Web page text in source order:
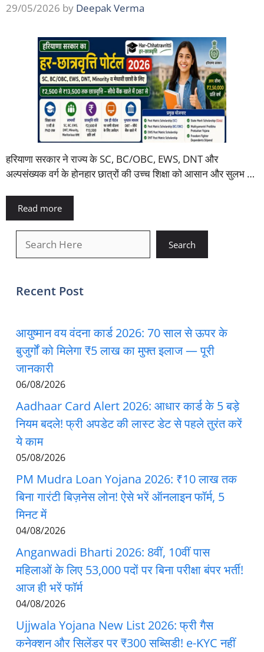
29/05/2026 by Deepak Verma
हरियाणा सरकार ने राज्य के SC, BC/OBC, EWS, DNT और
अल्पसंख्यक वर्ग के होनहार छात्रों की उच्च शिक्षा को आसान और सुलभ …
Read more
Search
Recent Post
आयुष्मान वय वंदना कार्ड 2026: 70 साल से ऊपर के
बुजुर्गों को मिलेगा ₹5 लाख का मुफ्त इलाज — पूरी
जानकारी
06/08/2026
Aadhaar Card Alert 2026: आधार कार्ड के 5 बड़े
नियम बदले! फ्री अपडेट की लास्ट डेट से पहले तुरंत करें
ये काम
05/08/2026
PM Mudra Loan Yojana 2026: ₹10 लाख तक
बिना गारंटी बिज़नेस लोन! ऐसे भरें ऑनलाइन फॉर्म, 5
मिनट में
04/08/2026
Anganwadi Bharti 2026: 8वीं, 10वीं पास
महिलाओं के लिए 53,000 पदों पर बिना परीक्षा बंपर भर्ती!
आज ही भरें फॉर्म
04/08/2026
Ujjwala Yojana New List 2026: फ्री गैस
कनेक्शन और सिलेंडर पर ₹300 सब्सिडी! e-KYC नहीं